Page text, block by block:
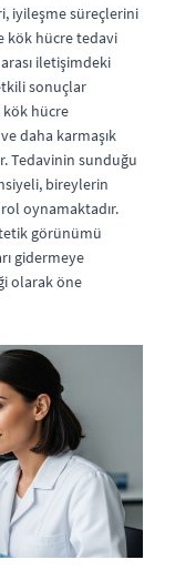
iyileşme süreçlerini
kök hücre tedavi
iletişimdeki
sonuçlar
kök hücre
daha karmaşık
Tedavinin sunduğu
bireylerin
oynamaktadır.
görünümü
gidermeye
olarak öne